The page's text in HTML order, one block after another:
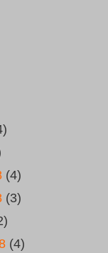
(4)
(3)
(4)